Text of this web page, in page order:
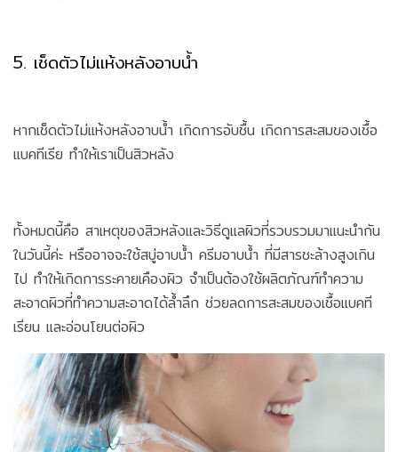
5. เช็ดตัวไม่แห้งหลังอาบน้ำ
หากเช็ดตัวไม่แห้งหลังอาบน้ำ เกิดการอับชื้น เกิดการสะสมของเชื้อ
แบคทีเรีย ทำให้เราเป็นสิวหลัง
ทั้งหมดนี้คือ สาเหตุของสิวหลังและวิธีดูแลผิวที่รวบรวมมาแนะนำกัน
ในวันนี้ค่ะ หรืออาจจะใช้สบู่อาบน้ำ ครีมอาบน้ำ ที่มีสารชะล้างสูงเกิน
ไป ทำให้เกิดการระคายเคืองผิว จำเป็นต้องใช้ผลิตภัณฑ์ทำความ
สะอาดผิวที่ทำความสะอาดได้ล้ำลึก ช่วยลดการสะสมของเชื้อแบคที
เรียน และอ่อนโยนต่อผิว